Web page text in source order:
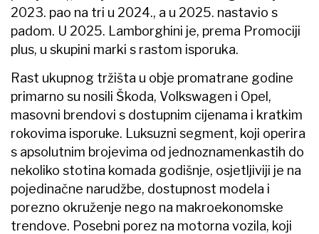
2023. pao na tri u 2024., a u 2025. nastavio s
padom. U 2025. Lamborghini je, prema Promociji
plus, u skupini marki s rastom isporuka.
Rast ukupnog tržišta u obje promatrane godine
primarno su nosili Škoda, Volkswagen i Opel,
masovni brendovi s dostupnim cijenama i kratkim
rokovima isporuke. Luksuzni segment, koji operira
s apsolutnim brojevima od jednoznamenkastih do
nekoliko stotina komada godišnje, osjetljiviji je na
pojedinačne narudžbe, dostupnost modela i
porezno okruženje nego na makroekonomske
trendove. Posebni porez na motorna vozila, koji